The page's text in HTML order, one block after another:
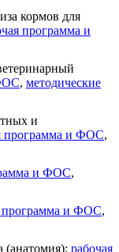
кормов для
программа и
, методические
и
программа и ФОС,
и ФОС,
программа и ФОС,
(анатомия): рабочая